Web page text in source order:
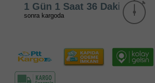
1 Gün 1 Saat 36 Dakika
sonra kargoda